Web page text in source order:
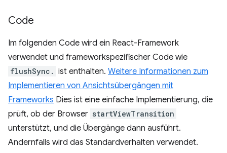
Code
Im folgenden Code wird ein React-Framework
verwendet und frameworkspezifischer Code wie
flushSync. ist enthalten. Weitere Informationen zum
Implementieren von Ansichtsübergängen mit
Frameworks Dies ist eine einfache Implementierung, die
prüft, ob der Browser startViewTransition
unterstützt, und die Übergänge dann ausführt.
Andernfalls wird das Standardverhalten verwendet.